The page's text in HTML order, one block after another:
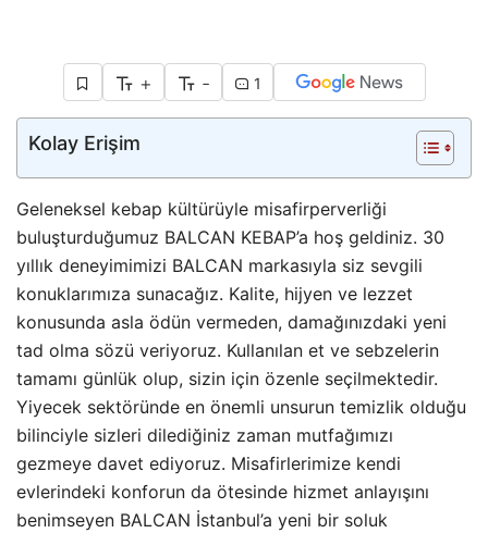
+ - 1
Kolay Erişim
Geleneksel kebap kültürüyle misafirperverliği
buluşturduğumuz BALCAN KEBAP’a hoş geldiniz. 30
yıllık deneyimimizi BALCAN markasıyla siz sevgili
konuklarımıza sunacağız. Kalite, hijyen ve lezzet
konusunda asla ödün vermeden, damağınızdaki yeni
tad olma sözü veriyoruz. Kullanılan et ve sebzelerin
tamamı günlük olup, sizin için özenle seçilmektedir.
Yiyecek sektöründe en önemli unsurun temizlik olduğu
bilinciyle sizleri dilediğiniz zaman mutfağımızı
gezmeye davet ediyoruz. Misafirlerimize kendi
evlerindeki konforun da ötesinde hizmet anlayışını
benimseyen BALCAN İstanbul’a yeni bir soluk